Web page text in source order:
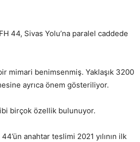
44, Sivas Yolu’na paralel caddede
mimari benimsenmiş. Yaklaşık 3200
ayrıca önem gösteriliyor.
birçok özellik bulunuyor.
anahtar teslimi 2021 yılının ilk